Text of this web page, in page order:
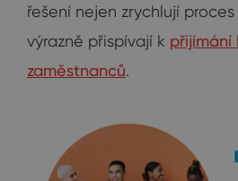
řešení nejen zrychlují
výrazně přispívají k přijímání
zaměstnanců.